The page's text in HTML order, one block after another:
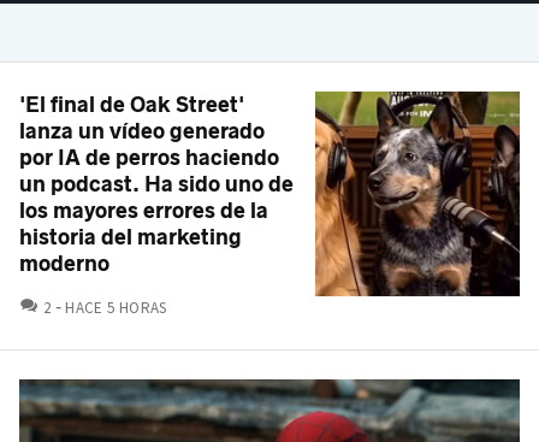
'El final de Oak Street'
lanza un vídeo generado
por IA de perros haciendo
un podcast. Ha sido uno de
los mayores errores de la
historia del marketing
moderno
2 COMENTARIOS
HACE 5 HORAS